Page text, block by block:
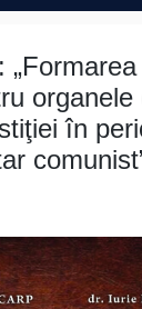
organele
în